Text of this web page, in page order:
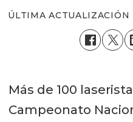
ÚLTIMA ACTUALIZACIÓN
Más de 100
Campeonato